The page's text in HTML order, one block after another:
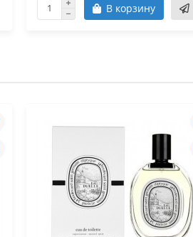
В корзину